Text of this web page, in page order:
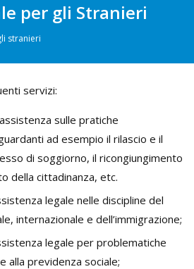
per gli Stranieri
stranieri
servizi:
sulle pratiche
ad esempio il rilascio e il
di soggiorno, il ricongiungimento
della cittadinanza, etc.
legale nelle discipline del
internazionale e dell’immigrazione;
legale per problematiche
alla previdenza sociale;